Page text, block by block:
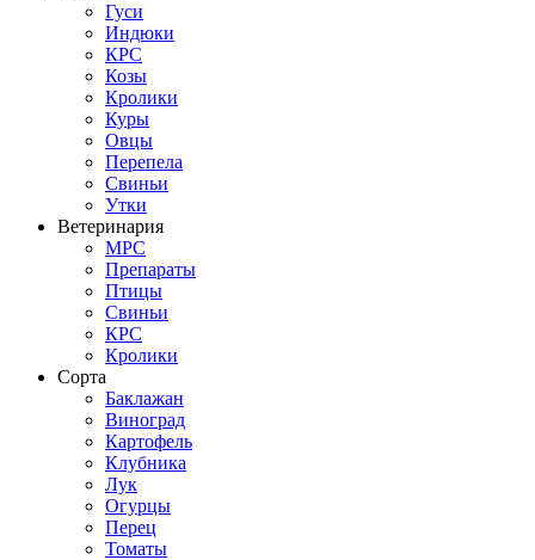
Гуси
Индюки
КРС
Козы
Кролики
Куры
Овцы
Перепела
Свиньи
Утки
Ветеринария
МРС
Препараты
Птицы
Свиньи
КРС
Кролики
Сорта
Баклажан
Виноград
Картофель
Клубника
Лук
Огурцы
Перец
Томаты